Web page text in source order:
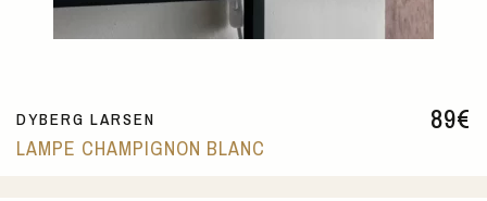
89€
DYBERG LARSEN
LAMPE CHAMPIGNON BLANC